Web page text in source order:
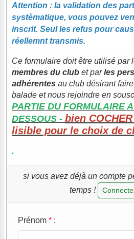
Attention : la validation des
systèmatique, vous pouvez
inscrit. Seul les refus pour
réellemnt transmis.
Ce formulaire doit être utilisé par
membres du club et parles
adhérentes au club désirant
balade et nous rejoindre en
PARTIE DU FORMULAIRE
DESSOUS - bien
lisible pour le choix de
.
si vous avez déjà un compte
temps !
Prénom * :